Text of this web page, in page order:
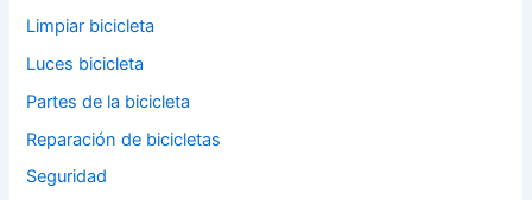
Limpiar bicicleta
Luces bicicleta
Partes de la bicicleta
Reparación de bicicletas
Seguridad